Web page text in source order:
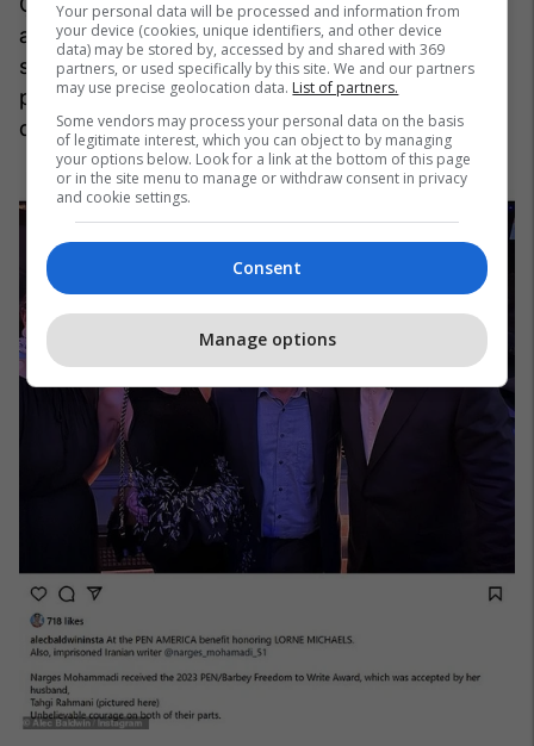
akuzë për armë që do të nënkuptonte një dënim
shumë më të gjatë u hodh poshtë dhe prokurori i
parë special i caktuar në këtë rast dha
dorëheqjen.
Your personal data will be processed and information from
your device (cookies, unique identifiers, and other device
data) may be stored by, accessed by and shared with 369
partners, or used specifically by this site. We and our partners
may use precise geolocation data. List of partners.
Some vendors may process your personal data on the basis
of legitimate interest, which you can object to by managing
your options below. Look for a link at the bottom of this page
or in the site menu to manage or withdraw consent in privacy
and cookie settings.
Consent
Manage options